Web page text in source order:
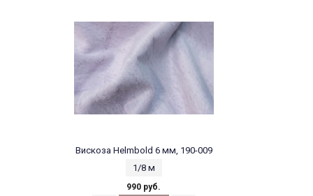
Вискоза Helmbold 6 мм, 190-009
1/8 м
990 руб.